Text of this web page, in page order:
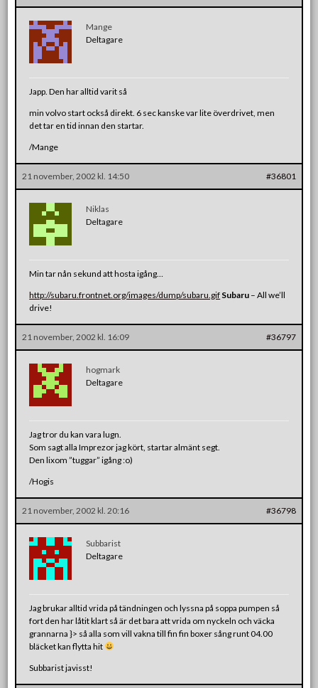
Mange
Deltagare
Japp. Den har alltid varit så
min volvo start också direkt. 6 sec kanske var lite överdrivet, men
det tar en tid innan den startar.
/Mange
21 november, 2002 kl. 14:50 #36801
Niklas
Deltagare
Min tar nån sekund att hosta igång…
http://subaru.frontnet.org/images/dump/subaru.gif Subaru – All we’ll
drive!
21 november, 2002 kl. 16:09 #36797
hogmark
Deltagare
Jag tror du kan vara lugn.
Som sagt alla Imprezor jag kört, startar almänt segt.
Den lixom ”tuggar” igång :o)
/Hogis
21 november, 2002 kl. 20:16 #36798
Subbarist
Deltagare
Jag brukar alltid vrida på tändningen och lyssna på soppa pumpen så
fort den har låtit klart så är det bara att vrida om nyckeln och väcka
grannarna }> så alla som vill vakna till fin fin boxer sång runt 04.00
bläcket kan flytta hit
Subbarist javisst!